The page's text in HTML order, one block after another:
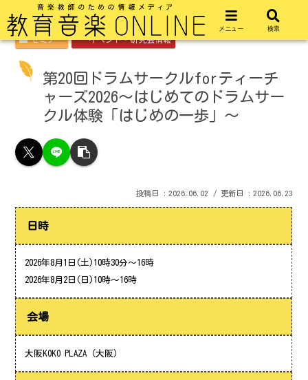
セミナー イベント・研究会情報
第20回ドラムサークルforティーチ
ャーズ2026～はじめてのドラムサー
クル体験「はじめの一歩」～
2026.06.02 2026.06.23
日時
2026年8月1日(土)10時30分～16時
2026年8月2日(日)10時～16時
会場
大阪KOKO PLAZA（大阪）
メニュー 検索